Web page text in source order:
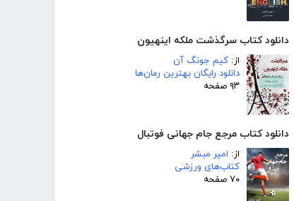
دانلود کتاب سرگذشت ملکه اینهیون
از: کیم جونگ آن
دانلود رایگان بهترین رمان‌ها
۹۳ صفحه
دانلود کتاب مرجع جام جهانی فوتبال
از: امیر مبشر
کتاب‌های ورزشی
۷۰ صفحه